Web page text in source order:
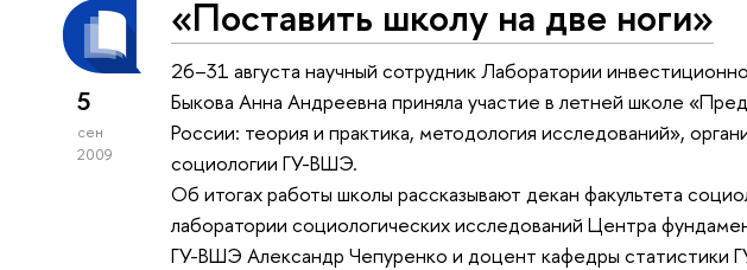
5
сен
2009
«Поставить школу на две ноги»
26–31 августа научный сотрудник Лаборатории
Быкова Анна Андреевна приняла участие в летней школе
России: теория и практика, методология исследований»,
социологии ГУ-ВШЭ.
Об итогах работы школы рассказывают декан факультета
лаборатории социологических исследований Центра
ГУ-ВШЭ Александр Чепуренко и доцент кафедры статистики